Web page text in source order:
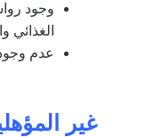
وجود
الغذائي
عدم
غير